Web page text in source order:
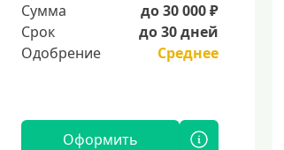
Сумма
до 30 000 ₽
Срок
до 30 дней
Одобрение
Среднее
Оформить